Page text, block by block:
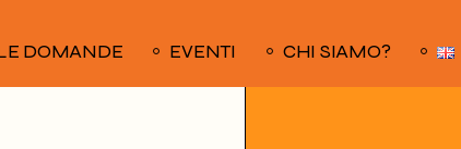
DOMANDE EVENTI CHI SIAMO?